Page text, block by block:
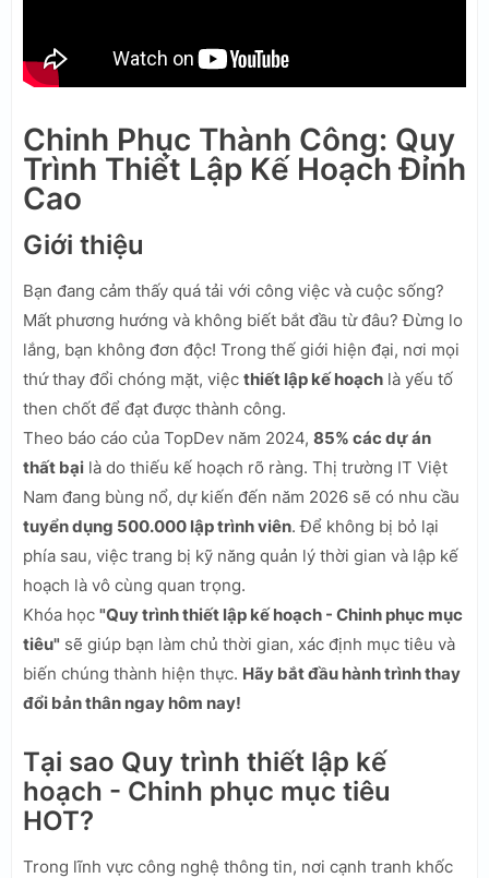
Chinh Phục Thành Công: Quy
Trình Thiết Lập Kế Hoạch Đỉnh
Cao
Giới thiệu
Bạn đang cảm thấy quá tải với công việc và cuộc sống?
Mất phương hướng và không biết bắt đầu từ đâu? Đừng lo
lắng, bạn không đơn độc! Trong thế giới hiện đại, nơi mọi
thứ thay đổi chóng mặt, việc thiết lập kế hoạch là yếu tố
then chốt để đạt được thành công.
Theo báo cáo của TopDev năm 2024, 85% các dự án
thất bại là do thiếu kế hoạch rõ ràng. Thị trường IT Việt
Nam đang bùng nổ, dự kiến đến năm 2026 sẽ có nhu cầu
tuyển dụng 500.000 lập trình viên. Để không bị bỏ lại
phía sau, việc trang bị kỹ năng quản lý thời gian và lập kế
hoạch là vô cùng quan trọng.
Khóa học "Quy trình thiết lập kế hoạch - Chinh phục mục
tiêu" sẽ giúp bạn làm chủ thời gian, xác định mục tiêu và
biến chúng thành hiện thực. Hãy bắt đầu hành trình thay
đổi bản thân ngay hôm nay!
Tại sao Quy trình thiết lập kế
hoạch - Chinh phục mục tiêu
HOT?
Trong lĩnh vực công nghệ thông tin, nơi cạnh tranh khốc